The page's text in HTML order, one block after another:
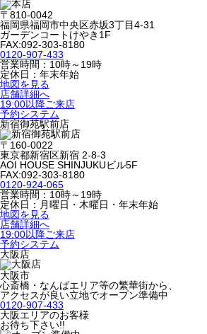
〒810-0042
福岡県福岡市中央区赤坂3丁目4-31
ガーデンコートけやき1F
FAX:092-303-8180
0120-907-433
営業時間：10時～19時
定休日：年末年始
地図を見る
店舗詳細へ
19:00以降ご来店
予約システム
新宿御苑駅前店
〒160-0022
東京都新宿区新宿 2-8-3
AOI HOUSE SHINJUKUビル5F
FAX:092-303-8180
0120-924-065
営業時間：10時～19時
定休日：月曜日・木曜日・年末年始
地図を見る
店舗詳細へ
19:00以降ご来店
予約システム
大阪店
大阪市
心斎橋・なんばエリア等の繁華街から、
アクセスが良い立地でオープン準備中
0120-907-433
大阪エリアのお客様
お待ち下さい!!